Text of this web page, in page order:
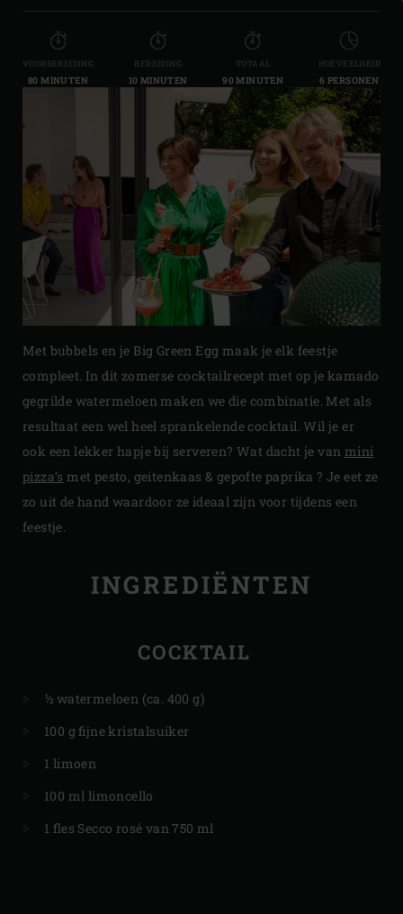
VOORBEREIDING
80 MINUTEN
BEREIDING
10 MINUTEN
TOTAAL
90 MINUTEN
HOEVEELHEID
6 PERSONEN
Met bubbels en je Big Green Egg maak je elk feestje
compleet. In dit zomerse cocktailrecept met op je kamado
gegrilde watermeloen maken we die combinatie. Met als
resultaat een wel heel sprankelende cocktail. Wil je er
ook een lekker hapje bij serveren? Wat dacht je van mini
pizza’s met pesto, geitenkaas & gepofte paprika ? Je eet ze
zo uit de hand waardoor ze ideaal zijn voor tijdens een
feestje.
INGREDIËNTEN
COCKTAIL
½ watermeloen (ca. 400 g)
100 g fijne kristalsuiker
1 limoen
100 ml limoncello
1 fles Secco rosé van 750 ml